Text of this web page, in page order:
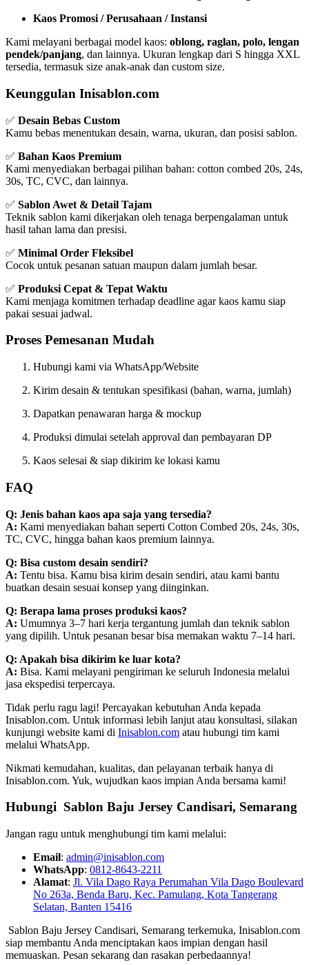
Kaos Promosi / Perusahaan / Instansi
Kami melayani berbagai model kaos: oblong, raglan, polo, lengan
pendek/panjang, dan lainnya. Ukuran lengkap dari S hingga XXL
tersedia, termasuk size anak-anak dan custom size.
Keunggulan Inisablon.com
✅ Desain Bebas Custom
Kamu bebas menentukan desain, warna, ukuran, dan posisi sablon.
✅ Bahan Kaos Premium
Kami menyediakan berbagai pilihan bahan: cotton combed 20s, 24s,
30s, TC, CVC, dan lainnya.
✅ Sablon Awet & Detail Tajam
Teknik sablon kami dikerjakan oleh tenaga berpengalaman untuk
hasil tahan lama dan presisi.
✅ Minimal Order Fleksibel
Cocok untuk pesanan satuan maupun dalam jumlah besar.
✅ Produksi Cepat & Tepat Waktu
Kami menjaga komitmen terhadap deadline agar kaos kamu siap
pakai sesuai jadwal.
Proses Pemesanan Mudah
Hubungi kami via WhatsApp/Website
Kirim desain & tentukan spesifikasi (bahan, warna, jumlah)
Dapatkan penawaran harga & mockup
Produksi dimulai setelah approval dan pembayaran DP
Kaos selesai & siap dikirim ke lokasi kamu
FAQ
Q: Jenis bahan kaos apa saja yang tersedia?
A: Kami menyediakan bahan seperti Cotton Combed 20s, 24s, 30s,
TC, CVC, hingga bahan kaos premium lainnya.
Q: Bisa custom desain sendiri?
A: Tentu bisa. Kamu bisa kirim desain sendiri, atau kami bantu
buatkan desain sesuai konsep yang diinginkan.
Q: Berapa lama proses produksi kaos?
A: Umumnya 3–7 hari kerja tergantung jumlah dan teknik sablon
yang dipilih. Untuk pesanan besar bisa memakan waktu 7–14 hari.
Q: Apakah bisa dikirim ke luar kota?
A: Bisa. Kami melayani pengiriman ke seluruh Indonesia melalui
jasa ekspedisi terpercaya.
Tidak perlu ragu lagi! Percayakan kebutuhan Anda kepada
Inisablon.com. Untuk informasi lebih lanjut atau konsultasi, silakan
kunjungi website kami di Inisablon.com atau hubungi tim kami
melalui WhatsApp.
Nikmati kemudahan, kualitas, dan pelayanan terbaik hanya di
Inisablon.com. Yuk, wujudkan kaos impian Anda bersama kami!
Hubungi Sablon Baju Jersey Candisari, Semarang
Jangan ragu untuk menghubungi tim kami melalui:
Email: admin@inisablon.com
WhatsApp: 0812-8643-2211
Alamat: Jl. Vila Dago Raya Perumahan Vila Dago Boulevard
No 263a, Benda Baru, Kec. Pamulang, Kota Tangerang
Selatan, Banten 15416
Sablon Baju Jersey Candisari, Semarang terkemuka, Inisablon.com
siap membantu Anda menciptakan kaos impian dengan hasil
memuaskan. Pesan sekarang dan rasakan perbedaannya!